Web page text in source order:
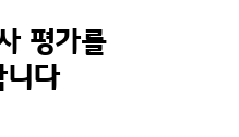
평가를
니다